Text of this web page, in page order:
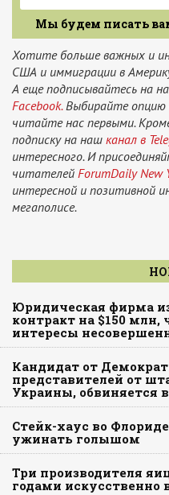
Мы будем писать
Хотите больше важных и
США и иммиграции в
А еще подписывайтесь на
Facebook.Выбирайте опцию
читайте нас первыми.
подписку на наш канал в
интересного. И
читателей ForumDaily New
интересной и позитивной
мегаполисе.
Юридическая фирма
контракт на $150 млн,
интересы
Кандидат от
представителей от
Украины, обвиняется
Стейк-хаус во
ужинать голышом
Три производителя
годами искусственно